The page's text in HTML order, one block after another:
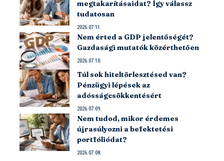
megtakarításaidat? Így válassz
tudatosan
2026.07.11.
Nem érted a GDP jelentőségét?
Gazdasági mutatók közérthetően
2026.07.10.
Túl sok hiteltörlesztésed van?
Pénzügyi lépések az
adósságcsökkentésért
2026.07.09.
Nem tudod, mikor érdemes
újrasúlyozni a befektetési
portfóliódat?
2026.07.08.